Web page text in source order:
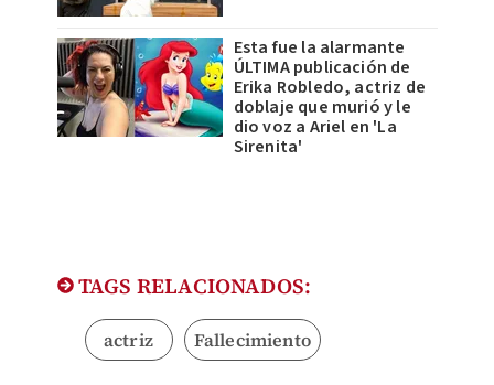
Esta fue la alarmante
ÚLTIMA publicación de
Erika Robledo, actriz de
doblaje que murió y le
dio voz a Ariel en 'La
Sirenita'
TAGS RELACIONADOS:
actriz Fallecimiento